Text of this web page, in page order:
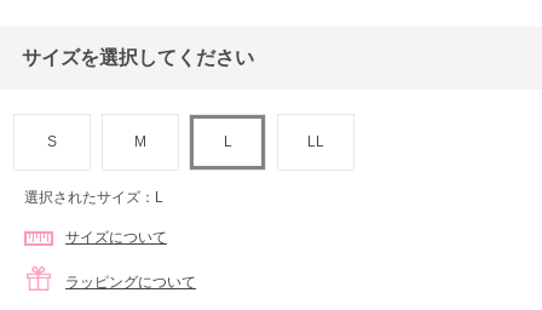
サイズを選択してください
S M L LL
選択されたサイズ：L
サイズについて
ラッピングについて